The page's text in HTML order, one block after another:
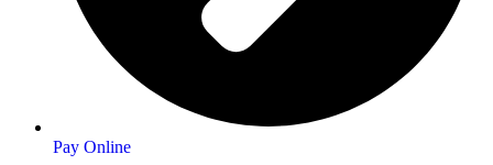
Pay Online